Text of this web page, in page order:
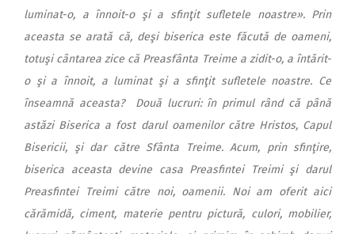
luminat-o, a înnoit-o şi a sfinţit sufletele noastre». Prin
aceasta se arată că, deşi biserica este făcută de oameni,
totuşi cântarea zice că Preasfânta Treime a zidit-o, a întărit-
o şi a înnoit, a luminat şi a sfinţit sufletele noastre. Ce
înseamnă aceasta? Două lucruri: în primul rând că până
astăzi Biserica a fost darul oamenilor către Hristos, Capul
Bisericii, şi dar către Sfânta Treime. Acum, prin sfinţire,
biserica aceasta devine casa Preasfintei Treimi şi darul
Preasfintei Treimi către noi, oamenii. Noi am oferit aici
cărămidă, ciment, materie pentru pictură, culori, mobilier,